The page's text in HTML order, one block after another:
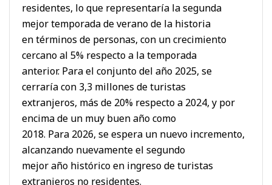
residentes, lo que representaría la segunda
mejor temporada de verano de la historia
en términos de personas, con un crecimiento
cercano al 5% respecto a la temporada
anterior. Para el conjunto del año 2025, se
cerraría con 3,3 millones de turistas
extranjeros, más de 20% respecto a 2024, y por
encima de un muy buen año como
2018. Para 2026, se espera un nuevo incremento,
alcanzando nuevamente el segundo
mejor año histórico en ingreso de turistas
extranjeros no residentes.